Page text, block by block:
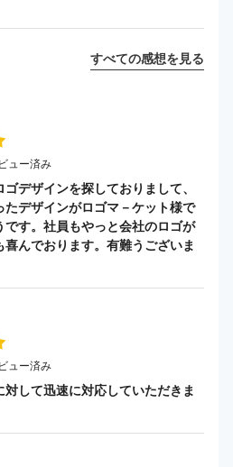
すべての感想を見る
ュー済み
デザインを探しておりまして、
たデザインがロゴマ－ケット様で
です。社員もやっと会社のロゴが
喜んでおります。有難うございま
ュー済み
対して迅速に対応していただきま